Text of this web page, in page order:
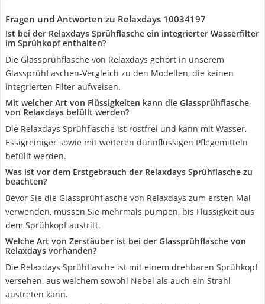
Fragen und Antworten zu Relaxdays 10034197
Ist bei der Relaxdays Sprühflasche ein integrierter Wasserfilter
im Sprühkopf enthalten?
Die Glassprühflasche von Relaxdays gehört in unserem
Glassprühflaschen-Vergleich zu den Modellen, die keinen
integrierten Filter aufweisen.
Mit welcher Art von Flüssigkeiten kann die Glassprühflasche
von Relaxdays befüllt werden?
Die Relaxdays Sprühflasche ist rostfrei und kann mit Wasser,
Essigreiniger sowie mit weiteren dünnflüssigen Pflegemitteln
befüllt werden.
Was ist vor dem Erstgebrauch der Relaxdays Sprühflasche zu
beachten?
Bevor Sie die Glassprühflasche von Relaxdays zum ersten Mal
verwenden, müssen Sie mehrmals pumpen, bis Flüssigkeit aus
dem Sprühkopf austritt.
Welche Art von Zerstäuber ist bei der Glassprühflasche von
Relaxdays vorhanden?
Die Relaxdays Sprühflasche ist mit einem drehbaren Sprühkopf
versehen, aus welchem sowohl Nebel als auch ein Strahl
austreten kann.